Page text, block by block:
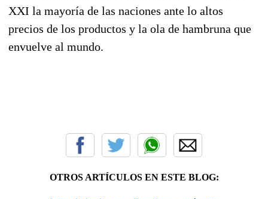
XXI la mayoría de las naciones ante lo altos
precios de los productos y la ola de hambruna que
envuelve al mundo.
OTROS ARTÍCULOS EN ESTE BLOG: